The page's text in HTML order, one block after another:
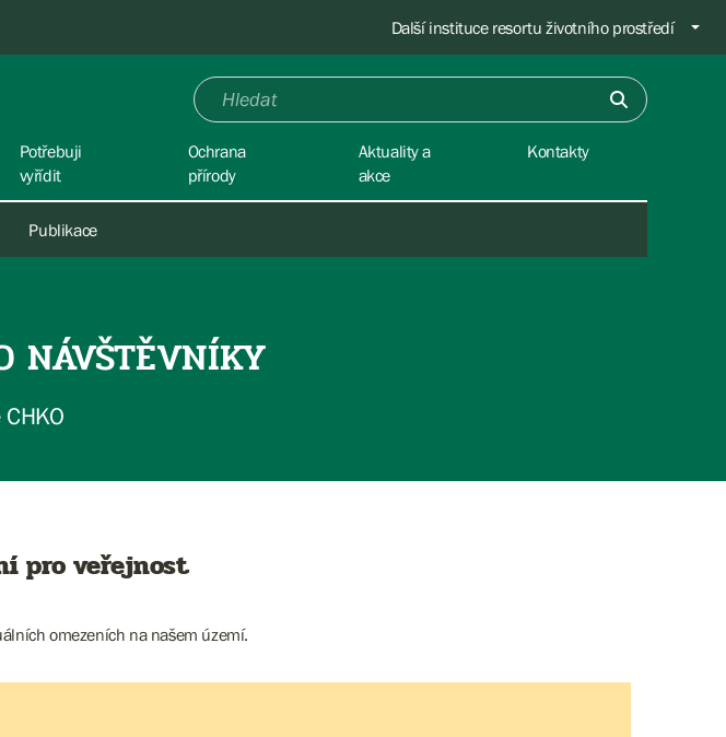
Další instituce resortu životního prostředí
Publikace
Potřebuji
vyřídit
Ochrana
přírody
Aktuality a
akce
Kontakty
NÁVŠTĚVNÍKY
pro veřejnost
omezeních na našem území.